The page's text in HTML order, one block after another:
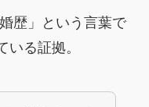
歴」という言葉で
る証拠。